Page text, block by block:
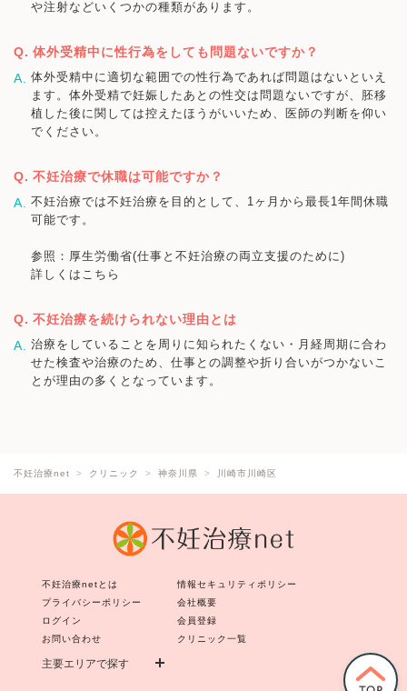
や注射などいくつかの種類があります。
体外受精中に性行為をしても問題ないですか？
体外受精中に適切な範囲での性行為であれば問題はないといえ
ます。体外受精で妊娠したあとの性交は問題ないですが、胚移
植した後に関しては控えたほうがいいため、医師の判断を仰い
でください。
不妊治療で休職は可能ですか？
不妊治療では不妊治療を目的として、1ヶ月から最長1年間休職
可能です。
参照：厚生労働省(仕事と不妊治療の両立支援のために)
詳しくはこちら
不妊治療を続けられない理由とは
治療をしていることを周りに知られたくない・月経周期に合わ
せた検査や治療のため、仕事との調整や折り合いがつかないこ
とが理由の多くとなっています。
不妊治療net クリニック 神奈川県 川崎市川崎区
不妊治療netとは
情報セキュリティポリシー
プライバシーポリシー
会社概要
ログイン
会員登録
お問い合わせ
クリニック一覧
主要エリアで探す